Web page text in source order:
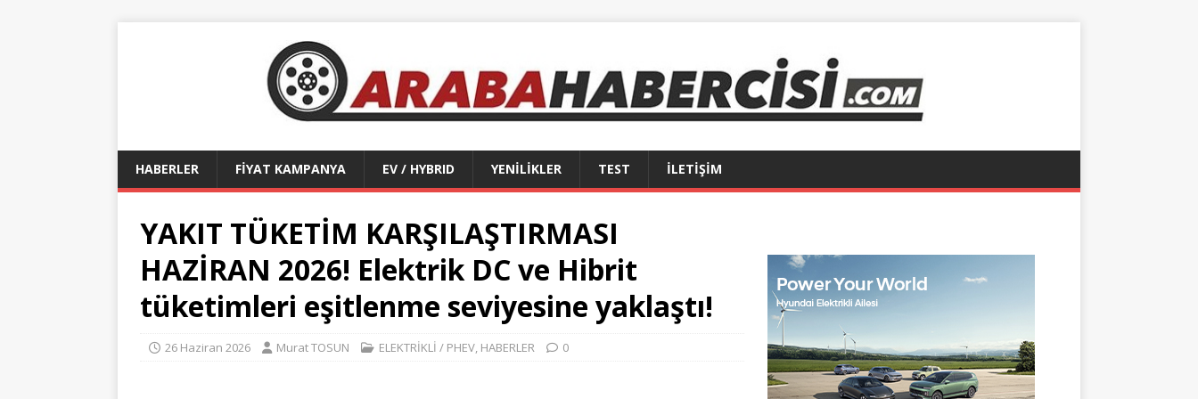
HABERLER FİYAT KAMPANYA EV / HYBRID YENİLİKLER TEST İLETİŞİM
YAKIT TÜKETİM KARŞILAŞTIRMASI
HAZİRAN 2026! Elektrik DC ve Hibrit
tüketimleri eşitlenme seviyesine yaklaştı!
26 Haziran 2026 Murat TOSUN ELEKTRİKLİ / PHEV, HABERLER 0